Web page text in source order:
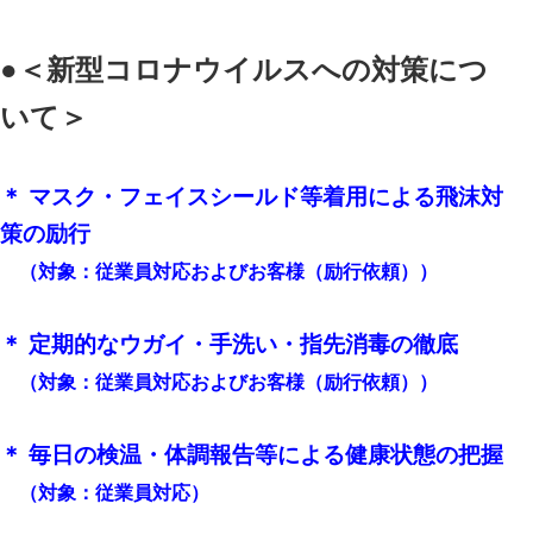
●＜新型コロナウイルスへの対策につ
いて＞
＊ マスク・フェイスシールド等着用による飛沫対
策の励行
（対象：従業員対応およびお客様（励行依頼））
＊ 定期的なウガイ・手洗い・指先消毒の徹底
（対象：従業員対応およびお客様（励行依頼））
＊ 毎日の検温・体調報告等による健康状態の把握
（対象：従業員対応）